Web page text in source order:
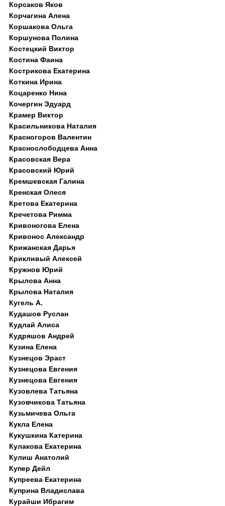
Корсаков Яков
Корчагина Алена
Коршакова Ольга
Коршунова Полина
Костецкий Виктор
Костина Фаина
Кострикова Екатерина
Коткина Ирина
Коцаренко Нина
Кочергин Эдуард
Крамер Виктор
Красильникова Наталия
Красногоров Валентин
Краснослободцева Анна
Красовская Вера
Красовский Юрий
Кремшевская Галина
Кренская Олеся
Кретова Екатерина
Кречетова Римма
Кривоногова Елена
Кривонос Александр
Крижанская Дарья
Крикливый Алексей
Кружнов Юрий
Крылова Анна
Крылова Наталия
Кугель А.
Кудашов Руслан
Кудлай Алиса
Кудряшов Андрей
Кузина Елена
Кузнецов Эраст
Кузнецова Евгения
Кузнецова Евгения
Кузовлева Татьяна
Кузовчикова Татьяна
Кузьмичева Ольга
Кукла Елена
Кукушкина Катерина
Кулакова Екатерина
Кулиш Анатолий
Купер Дейл
Купреева Екатерина
Куприна Владислава
Курайши Ибрагим